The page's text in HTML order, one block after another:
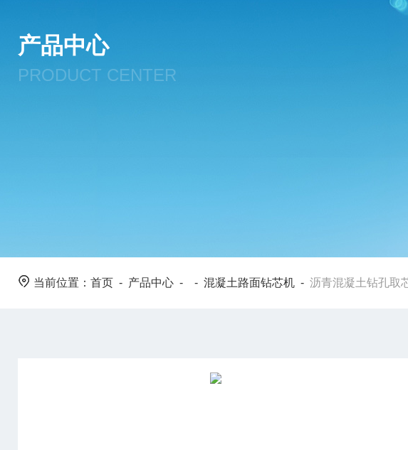
产品中心
PRODUCT CENTER
当前位置： 首页 - 产品中心 - - 混凝土路面钻芯机 - 沥青混凝土钻孔取